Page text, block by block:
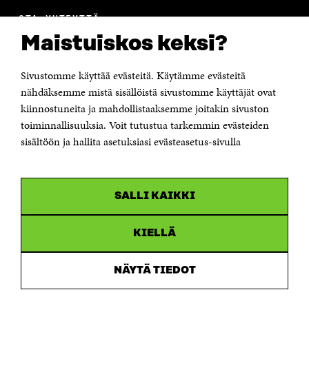
Maistuiskos keksi?
Sivustomme käyttää evästeitä. Käytämme evästeitä
nähdäksemme mistä sisällöistä sivustomme käyttäjät ovat
kiinnostuneita ja mahdollistaaksemme joitakin sivuston
toiminnallisuuksia. Voit tutustua tarkemmin evästeiden
sisältöön ja hallita asetuksiasi evästeasetus-sivulla
SALLI KAIKKI
KIELLÄ
NÄYTÄ TIEDOT
OTA YHTEYTTÄ
Itämerenkatu 11-13, PL 160,
00181 Helsinki
Puhelin +358 294 618 991
Sähköpostiosoite
Saapumisohjeet
Y-tunnus 0202132-3
uudessa
ikkunassaInstagram